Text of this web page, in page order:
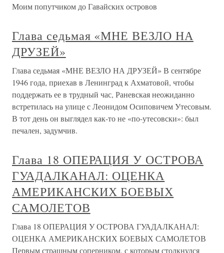
Моим попутчиком до Гавайских островов
Глава седьмая «МНЕ ВЕЗЛО НА
ДРУЗЕЙ»
Глава седьмая «МНЕ ВЕЗЛО НА ДРУЗЕЙ» В сентябре
1946 года, приехав в Ленинград к Ахматовой, чтобы
поддержать ее в трудный час, Раневская неожиданно
встретилась на улице с Леонидом Осиповичем Утесовым.
В тот день он выглядел как-то не «по-утесовски»: был
печален, задумчив.
Глава 18 ОПЕРАЦИЯ У ОСТРОВА
ГУАДАЛКАНАЛ: ОЦЕНКА
АМЕРИКАНСКИХ БОЕВЫХ
САМОЛЕТОВ
Глава 18 ОПЕРАЦИЯ У ОСТРОВА ГУАДАЛКАНАЛ:
ОЦЕНКА АМЕРИКАНСКИХ БОЕВЫХ САМОЛЕТОВ
Первым страшным соперником, с которым столкнулся